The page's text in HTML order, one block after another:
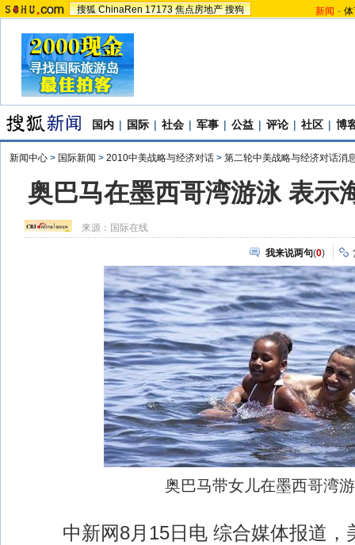
搜狐 ChinaRen 17173 焦点房地产 搜狗 新闻 -
国内 | 国际 | 社会 | 军事 | 公益 | 评论 | 社区 | 博
新闻中心 > 国际新闻 > 2010中美战略与经济对话 > 第二轮中美战略与经济对话消
奥巴马在墨西哥湾游泳 表示
来源： 国际在线
我来说两句(0)
奥巴马带女儿在墨西哥湾
中新网8月15日电 综合媒体报道，